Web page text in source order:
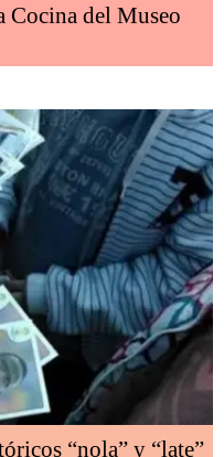
Cocina del Museo
“nola” y “late”